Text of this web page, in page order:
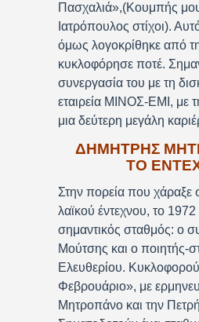
Πασχαλιά»,(Κουμπής
Ιατρόπουλος στίχοι).
όμως λογοκρίθηκε από
κυκλοφόρησε ποτέ.
συνεργασία του με τη
εταιρεία ΜΙΝΟΣ-ΕΜΙ, με
μια δεύτερη μεγάλη
ΔΗΜΗΤΡΗΣ
ΤΟ
Στην πορεία που χάραξε
λαϊκού έντεχνου, το
σημαντικός σταθμός: ο
Μούτσης και ο ποιητής-
Ελευθερίου.
Φεβρουάριο», με
Μητροπάνο και την